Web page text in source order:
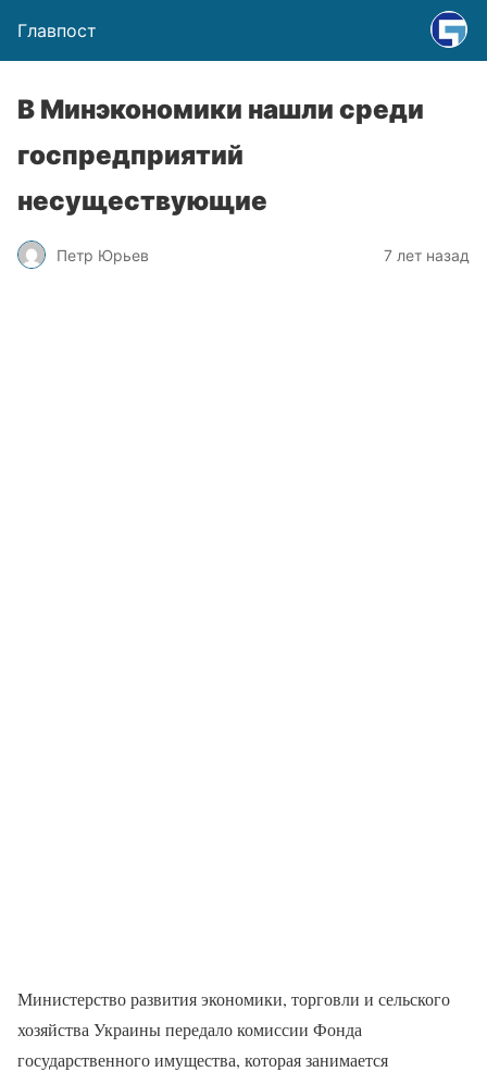
Главпост
В Минэкономики нашли среди
госпредприятий
несуществующие
Петр Юрьев 7 лет назад
Министерство развития экономики, торговли и сельского
хозяйства Украины передало комиссии Фонда
государственного имущества, которая занимается